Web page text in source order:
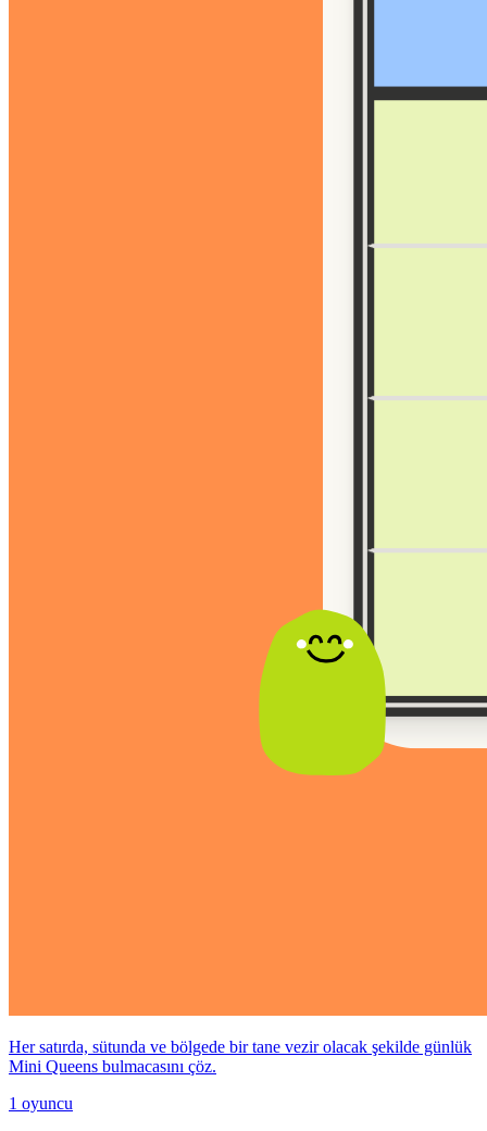
Her satırda, sütunda ve bölgede bir tane vezir olacak şekilde günlük
Mini Queens bulmacasını çöz.
1 oyuncu